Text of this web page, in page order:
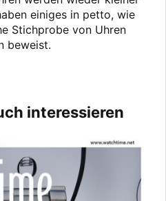
einiges in petto, wie
Stichprobe von Uhren
beweist.
interessieren